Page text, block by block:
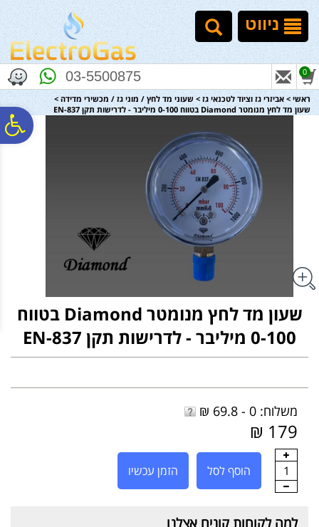
נגישות
אתר
המרכזי
ניווט
03-5500875 0
ראשי > אביזרי גז וציוד לטכנאי גז > שעוני מד לחץ / מוני גז / מכשירי מדידה >
שעון מד לחץ מנומטר Diamond בטווח 0-100 מיליבר - לדרישות תקן EN-837
שעון מד לחץ מנומטר Diamond בטווח
0-100 מיליבר - לדרישות תקן EN-837
משלוח: 0 - 69.8 ₪
179 ₪
1 הוסף לסל הזמן עכשיו
למה לקוחות קונים אצלנו